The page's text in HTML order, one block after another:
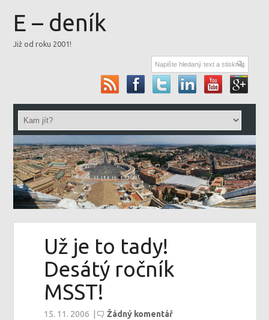
E – deník
Již od roku 2001!
Už je to tady!
Desátý ročník
MSST!
15. 11. 2006 | Žádný komentář